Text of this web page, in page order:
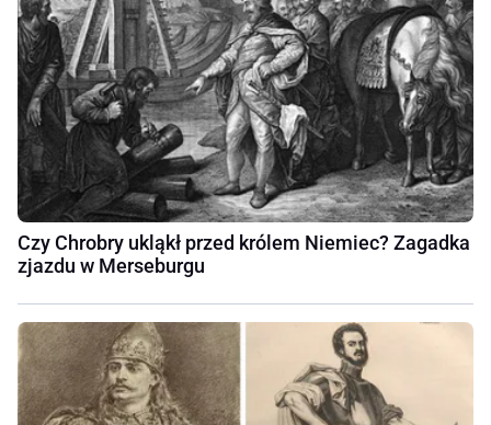
Czy Chrobry ukląkł przed królem Niemiec? Zagadka
zjazdu w Merseburgu